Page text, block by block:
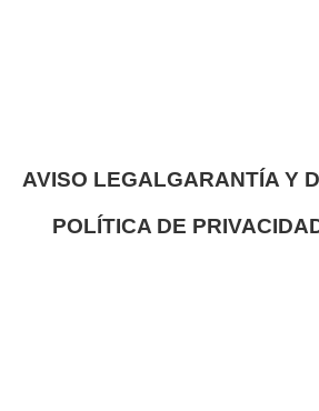
AVISO LEGALGARANTÍA Y
POLÍTICA DE